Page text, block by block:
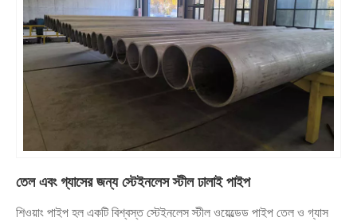
তেল এবং গ্যাসের জন্য স্টেইনলেস স্টীল ঢালাই পাইপ
শিওয়াং পাইপ হল একটি বিশ্বস্ত স্টেইনলেস স্টীল ওয়েল্ডেড পাইপ তেল ও গ্যাস